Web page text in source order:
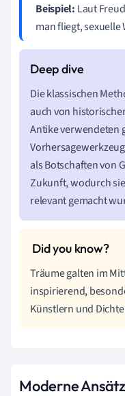
Beispiel: Laut
man fliegt,
Die klassischen
auch von
Antike verwendeten
als Botschaften von
Zukunft, wodurch
relevant gemacht
Träume galten im
inspirierend,
Künstlern und
Moderne